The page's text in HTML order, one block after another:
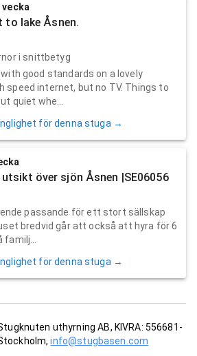
vecka
to lake Åsnen.
i snittbetyg
good standards on a lovely
speed internet, but no TV. Things to
quiet whe...
för denna stuga →
över sjön Åsnen |SE06056
passande för ett stort sällskap
bredvid går att också att hyra för 6
för denna stuga →
uthyrning AB, KIVRA: 556681-
info@stugbasen.com